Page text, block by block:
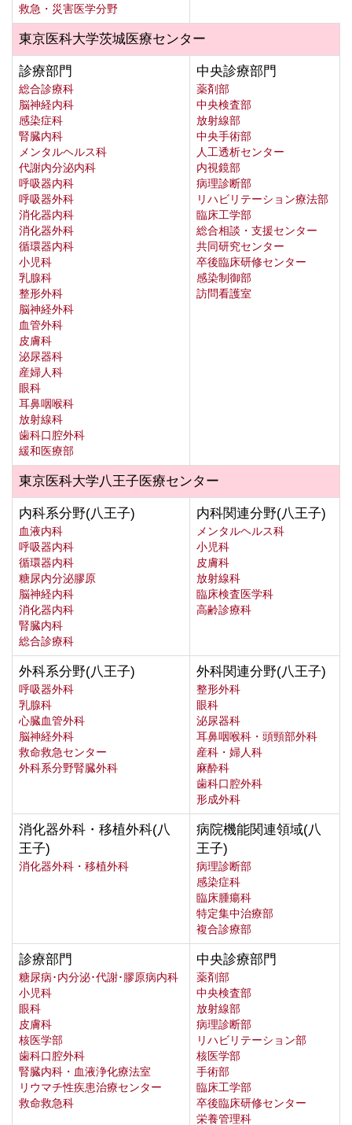
救急・災害医学分野
東京医科大学茨城医療センター
診療部門
総合診療科
脳神経内科
感染症科
腎臓内科
メンタルヘルス科
代謝内分泌内科
呼吸器内科
呼吸器外科
消化器内科
消化器外科
循環器内科
小児科
乳腺科
整形外科
脳神経外科
血管外科
皮膚科
泌尿器科
産婦人科
眼科
耳鼻咽喉科
放射線科
歯科口腔外科
緩和医療部
中央診療部門
薬剤部
中央検査部
放射線部
中央手術部
人工透析センター
内視鏡部
病理診断部
リハビリテーション療法部
臨床工学部
総合相談・支援センター
共同研究センター
卒後臨床研修センター
感染制御部
訪問看護室
東京医科大学八王子医療センター
内科系分野(八王子)
血液内科
呼吸器内科
循環器内科
糖尿内分泌膠原
脳神経内科
消化器内科
腎臓内科
総合診療科
内科関連分野(八王子)
メンタルヘルス科
小児科
皮膚科
放射線科
臨床検査医学科
高齢診療科
外科系分野(八王子)
呼吸器外科
乳腺科
心臓血管外科
脳神経外科
救命救急センター
外科系分野腎臓外科
外科関連分野(八王子)
整形外科
眼科
泌尿器科
耳鼻咽喉科・頭頸部外科
産科・婦人科
麻酔科
歯科口腔外科
形成外科
消化器外科・移植外科(八
王子)
消化器外科・移植外科
病院機能関連領域(八
王子)
病理診断部
感染症科
臨床腫瘍科
特定集中治療部
複合診療部
診療部門
糖尿病･内分泌･代謝･膠原病内科
小児科
眼科
皮膚科
核医学部
歯科口腔外科
腎臓内科・血液浄化療法室
リウマチ性疾患治療センター
救命救急科
中央診療部門
薬剤部
中央検査部
放射線部
病理診断部
リハビリテーション部
核医学部
手術部
臨床工学部
卒後臨床研修センター
栄養管理科